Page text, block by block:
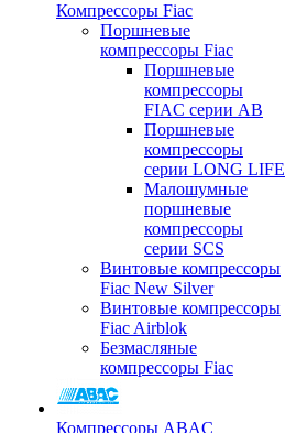
Компрессоры Fiac
Поршневые
компрессоры Fiac
Поршневые
компрессоры
FIAC серии AB
Поршневые
компрессоры
серии LONG LIFE
Малошумные
поршневые
компрессоры
серии SCS
Винтовые компрессоры
Fiac New Silver
Винтовые компрессоры
Fiac Airblok
Безмасляные
компрессоры Fiac
Компрессоры ABAC